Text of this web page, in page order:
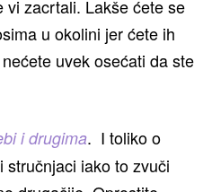
vi zacrtali. Lakše ćete se
u okolini jer ćete ih
uvek osećati da ste
i drugima. I toliko o
iako to zvuči